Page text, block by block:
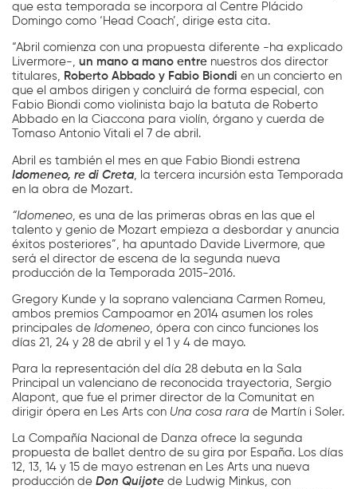
que esta temporada se incorpora al Centre Plácido
Domingo como ‘Head Coach’, dirige esta cita.
“Abril comienza con una propuesta diferente -ha explicado
Livermore-,un mano a mano entre nuestros dos director
titulares, Roberto Abbado y Fabio Biondi en un concierto en
que el ambos dirigen y concluirá de forma especial, con
Fabio Biondi como violinista bajo la batuta de Roberto
Abbado en la Ciaccona para violín, órgano y cuerda de
Tomaso Antonio Vitali el 7 de abril.
Abril es también el mes en que Fabio Biondi estrena
Idomeneo, re di Creta , la tercera incursión esta Temporada
en la obra de Mozart.
“Idomeneo , es una de las primeras obras en las que el
talento y genio de Mozart empieza a desbordar y anuncia
éxitos posteriores”, ha apuntado Davide Livermore, que
será el director de escena de la segunda nueva
producción de la Temporada 2015-2016.
Gregory Kunde y la soprano valenciana Carmen Romeu,
ambos premios Campoamor en 2014 asumen los roles
principales deIdomeneo , ópera con cinco funciones los
días 21, 24 y 28 de abril y el 1 y 4 de mayo.
Para la representación del día 28 debuta en la Sala
Principal un valenciano de reconocida trayectoria, Sergio
Alapont, que fue el primer director de la Comunitat en
dirigir ópera en Les Arts con Una cosa rara de Martín i Soler.
La Compañía Nacional de Danza ofrece la segunda
propuesta de ballet dentro de su gira por España. Los días
12, 13, 14 y 15 de mayo estrenan en Les Arts una nueva
producción deDon Quijote de Ludwig Minkus, con